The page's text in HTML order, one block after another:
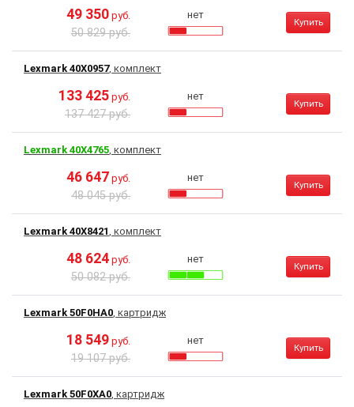
49 350 руб.
50 829 руб.
нет
Купить
Lexmark 40X0957, комплект
133 425 руб.
137 427 руб.
нет
Купить
Lexmark 40X4765, комплект
46 647 руб.
48 045 руб.
нет
Купить
Lexmark 40X8421, комплект
48 624 руб.
50 082 руб.
нет
Купить
Lexmark 50F0HA0, картридж
18 549 руб.
19 107 руб.
нет
Купить
Lexmark 50F0XA0, картридж